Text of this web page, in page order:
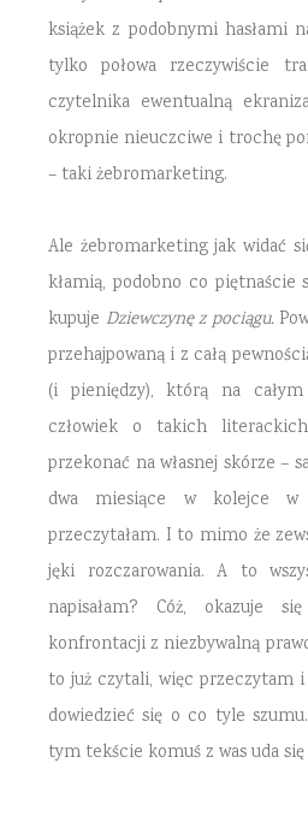
książek z podobnymi hasłami
tylko połowa rzeczywiście
czytelnika ewentualną
okropnie nieuczciwe i trochę
– taki żebromarketing.
Ale żebromarketing jak widać
kłamią, podobno co
kupuje Dziewczynę z pociągu.
przehajpowaną i z całą
(i pieniędzy), którą na całym
człowiek o takich
przekonać na własnej skórze –
dwa miesiące w kolejce
przeczytałam. I to mimo że
jęki rozczarowania. A to
napisałam? Cóż, okazuje
konfrontacji z niezbywalną
to już czytali, więc przeczytam
dowiedzieć się o co tyle
tym tekście komuś z was uda